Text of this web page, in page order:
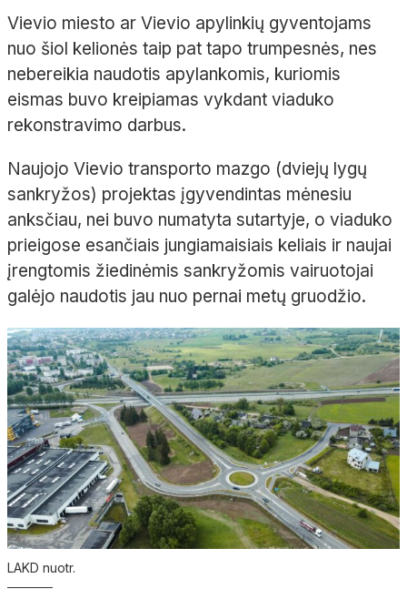
Vievio miesto ar Vievio apylinkių gyventojams
nuo šiol kelionės taip pat tapo trumpesnės, nes
nebereikia naudotis apylankomis, kuriomis
eismas buvo kreipiamas vykdant viaduko
rekonstravimo darbus.
Naujojo Vievio transporto mazgo (dviejų lygų
sankryžos) projektas įgyvendintas mėnesiu
anksčiau, nei buvo numatyta sutartyje, o viaduko
prieigose esančiais jungiamaisiais keliais ir naujai
įrengtomis žiedinėmis sankryžomis vairuotojai
galėjo naudotis jau nuo pernai metų gruodžio.
LAKD nuotr.